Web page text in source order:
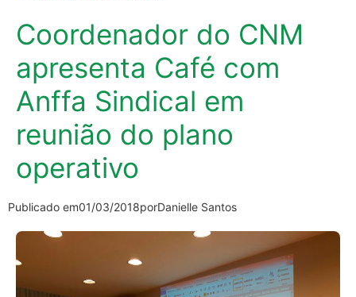
Coordenador do CNM
apresenta Café com
Anffa Sindical em
reunião do plano
operativo
Publicado em01/03/2018porDanielle Santos